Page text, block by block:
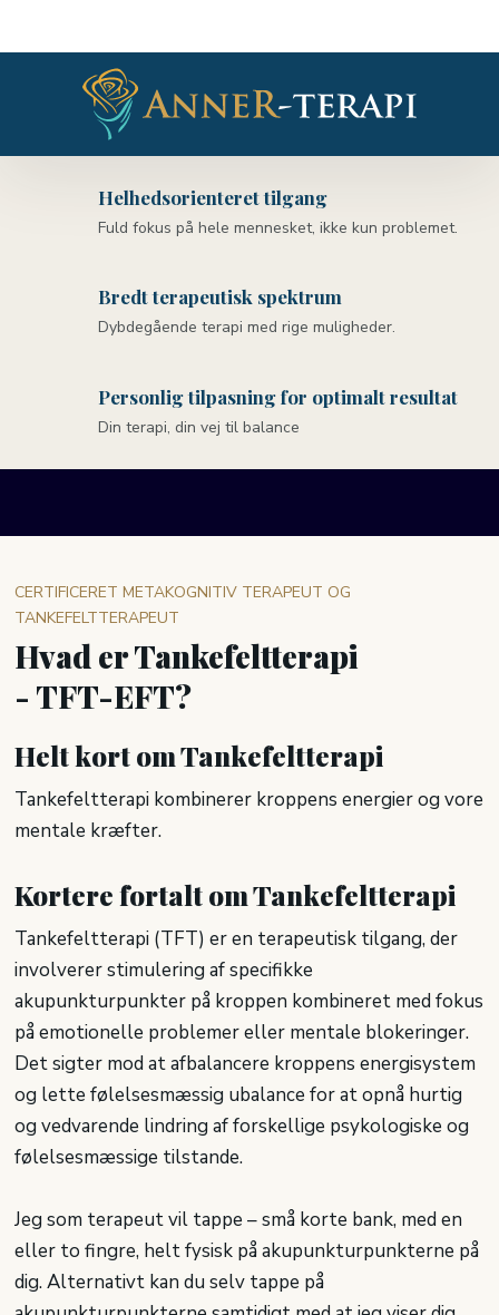
Helhedsorienteret tilgang
Fuld fokus på hele mennesket, ikke kun problemet.
Bredt terapeutisk spektrum
Dybdegående terapi med rige muligheder.
Personlig tilpasning for optimalt resultat
Din terapi, din vej til balance
CERTIFICERET METAKOGNITIV TERAPEUT OG
TANKEFELTTERAPEUT
Hvad er Tankefeltterapi
​- TFT-EFT?
​Helt kort om Tankefeltterapi
Tankefeltterapi kombinerer kroppens energier og vore
mentale kræfter.
Kortere fortalt om Tankefeltterapi
Tankefeltterapi (TFT) er en terapeutisk tilgang, der
involverer stimulering af specifikke
akupunkturpunkter på kroppen kombineret med fokus
på emotionelle problemer eller mentale blokeringer.
Det sigter mod at afbalancere kroppens energisystem
og lette følelsesmæssig ubalance for at opnå hurtig
og vedvarende lindring af forskellige psykologiske og
følelsesmæssige tilstande.​
Jeg som terapeut vil tappe – små korte bank, med en
eller to fingre, helt fysisk på akupunkturpunkterne på
dig. Alternativt kan du selv tappe på